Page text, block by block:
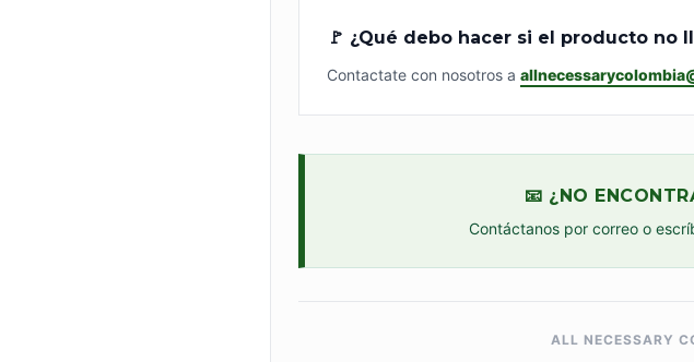
🚩 ¿Qué debo hacer si el producto no
Contactate con nosotros a
📧 ¿NO
Contáctanos por correo o
ALL NECESSARY